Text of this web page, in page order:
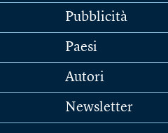
Pubblicità
Paesi
Autori
Newsletter